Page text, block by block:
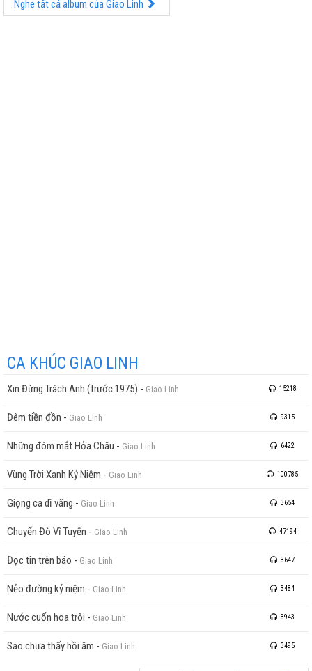
Nghe tất cả album của Giao Linh
CA KHÚC GIAO LINH
Xin Đừng Trách Anh (trước 1975) - Giao Linh 15218
Đêm tiền đồn - Giao Linh 9315
Những đóm mắt Hỏa Châu - Giao Linh 6422
Vùng Trời Xanh Kỷ Niệm - Giao Linh 100785
Giọng ca dĩ vãng - Giao Linh 3654
Chuyến Đò Vĩ Tuyến - Giao Linh 47194
Đọc tin trên báo - Giao Linh 3647
Nẻo đường kỷ niệm - Giao Linh 3484
Nước cuốn hoa trôi - Giao Linh 3943
Sao chưa thấy hồi âm - Giao Linh 3495